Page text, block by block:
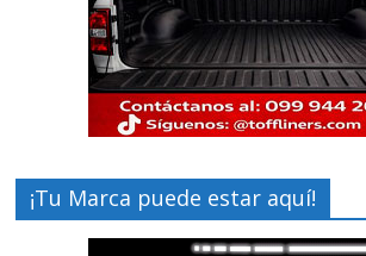
¡Tu Marca puede estar aquí!